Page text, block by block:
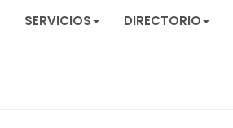
SERVICIOS DIRECTORIO